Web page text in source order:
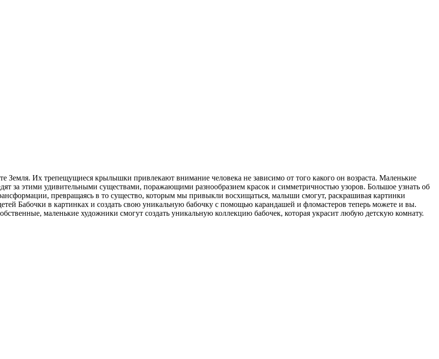
Земля. Их трепещущиеся крылышки привлекают внимание человека не зависимо от того какого он возраста. Маленькие
за этими удивительными существами, поражающими разнообразием красок и симметричностью узоров. Большое узнать об
превращаясь в то существо, которым мы привыкли восхищаться, малыши смогут, раскрашивая картинки
Бабочки в картинках и создать свою уникальную бабочку с помощью карандашей и фломастеров теперь можете и вы.
маленькие художники смогут создать уникальную коллекцию бабочек, которая украсит любую детскую комнату.